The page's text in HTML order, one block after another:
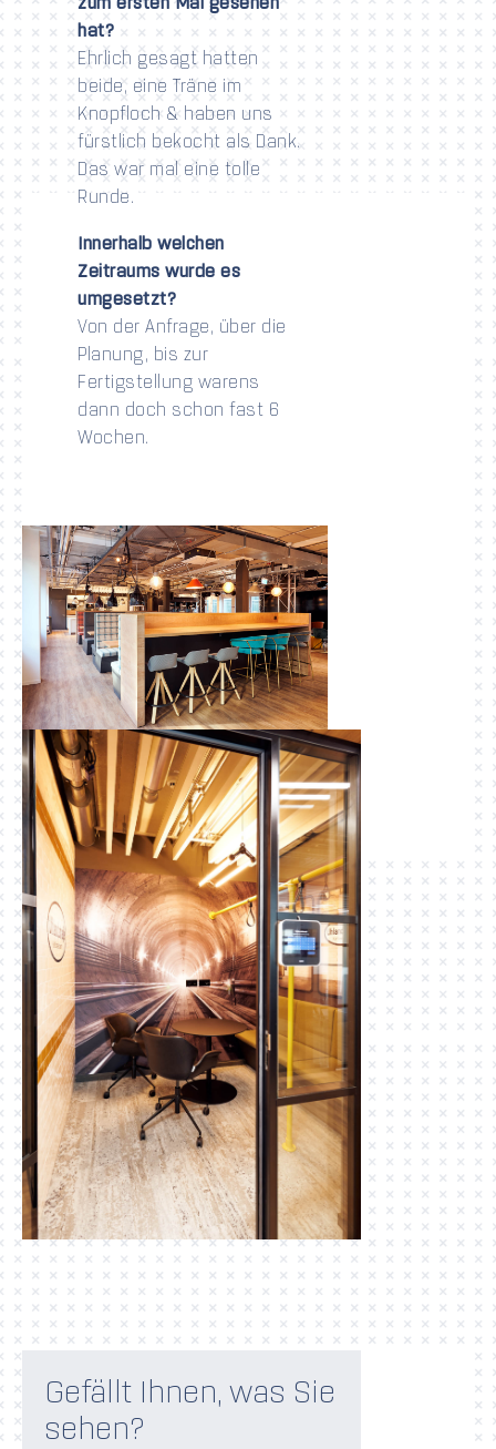
hat?
Ehrlich gesagt hatten
beide, eine Träne im
Knopfloch & haben uns
fürstlich bekocht als Dank.
Das war mal eine tolle
Runde.
Innerhalb welchen
Zeitraums wurde es
umgesetzt?
Von der Anfrage, über die
Planung, bis zur
Fertigstellung warens
dann doch schon fast 6
Wochen.
Gefällt Ihnen, was Sie
sehen?